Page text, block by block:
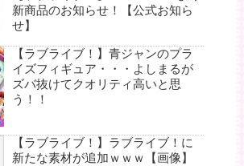
新商品のお知らせ！【公式お知ら
せ】
【ラブライブ！】青ジャンのプラ
イズフィギュア・・・よしまるが
ズバ抜けてクオリティ高いと思
う！！
【ラブライブ！】ラブライブ！に
新たな素材が追加ｗｗｗ【画像】